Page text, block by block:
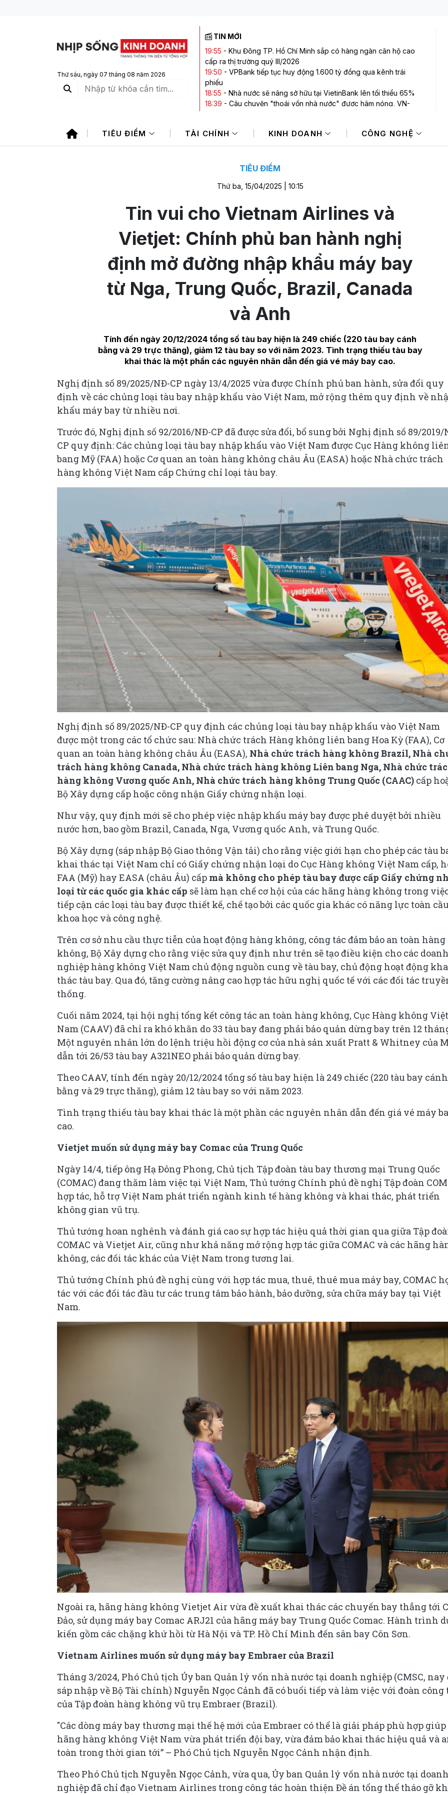
Thứ sáu, ngày 07 tháng 08 năm 2026
TIN MỚI
19:55 - Khu Đông TP. Hồ Chí Minh sắp có hàng ngàn căn hộ cao
cấp ra thị trường quý III/2026
19:50 - VPBank tiếp tục huy động 1.600 tỷ đồng qua kênh trái
phiếu
18:55 - Nhà nước sẽ nâng sở hữu tại VietinBank lên tối thiểu 65%
18:39 - Câu chuyện "thoái vốn nhà nước" được hâm nóng, VN-
17:28- Giá vàng hướng tới tuần tăng mạnh nhất kể từ tháng 1/2026
TIÊU ĐIỂM TÀI CHÍNH KINH DOANH CÔNG NGHỆ
TIÊU ĐIỂM
Thứ ba, 15/04/2025 | 10:15
Tin vui cho Vietnam Airlines và
Vietjet: Chính phủ ban hành nghị
định mở đường nhập khẩu máy bay
từ Nga, Trung Quốc, Brazil, Canada
và Anh
Tính đến ngày 20/12/2024 tổng số tàu bay hiện là 249 chiếc (220 tàu bay cánh
bằng và 29 trực thăng), giảm 12 tàu bay so với năm 2023. Tình trạng thiếu tàu bay
khai thác là một phần các nguyên nhân dẫn đến giá vé máy bay cao.
Nghị định số 89/2025/NĐ-CP ngày 13/4/2025 vừa được Chính phủ ban hành, sửa đổi quy
định về các chủng loại tàu bay nhập khẩu vào Việt Nam, mở rộng thêm quy định về
khẩu máy bay từ nhiều nơi.
Trước đó, Nghị định số 92/2016/NĐ-CP đã được sửa đổi, bổ sung bởi Nghị định số 89/2019/
CP quy định: Các chủng loại tàu bay nhập khẩu vào Việt Nam được Cục Hàng không
bang Mỹ (FAA) hoặc Cơ quan an toàn hàng không châu Âu (EASA) hoặc Nhà chức trách
hàng không Việt Nam cấp Chứng chỉ loại tàu bay.
Nghị định số 89/2025/NĐ-CP quy định các chủng loại tàu bay nhập khẩu vào Việt Nam
được một trong các tổ chức sau: Nhà chức trách Hàng không liên bang Hoa Kỳ (FAA), Cơ
quan an toàn hàng không châu Âu (EASA), Nhà chức trách hàng không Brazil, Nhà
trách hàng không Canada, Nhà chức trách hàng không Liên bang Nga, Nhà chức
hàng không Vương quốc Anh, Nhà chức trách hàng không Trung Quốc (CAAC) cấp
Bộ Xây dựng cấp hoặc công nhận Giấy chứng nhận loại.
Như vậy, quy định mới sẽ cho phép việc nhập khẩu máy bay được phê duyệt bởi nhiều
nước hơn, bao gồm Brazil, Canada, Nga, Vương quốc Anh, và Trung Quốc.
Bộ Xây dựng (sáp nhập Bộ Giao thông Vận tải) cho rằng việc giới hạn cho phép các tàu
khai thác tại Việt Nam chỉ có Giấy chứng nhận loại do Cục Hàng không Việt Nam cấp,
FAA (Mỹ) hay EASA (châu Âu) cấp mà không cho phép tàu bay được cấp Giấy chứng
loại từ các quốc gia khác cấp sẽ làm hạn chế cơ hội của các hãng hàng không trong
tiếp cận các loại tàu bay được thiết kế, chế tạo bởi các quốc gia khác có năng lực toàn
khoa học và công nghệ.
Trên cơ sở nhu cầu thực tiễn của hoạt động hàng không, công tác đảm bảo an toàn hàng
không, Bộ Xây dựng cho rằng việc sửa quy định như trên sẽ tạo điều kiện cho các doanh
nghiệp hàng không Việt Nam chủ động nguồn cung về tàu bay, chủ động hoạt động
thác tàu bay. Qua đó, tăng cường nâng cao hợp tác hữu nghị quốc tế với các đối tác
thống.
Cuối năm 2024, tại hội nghị tổng kết công tác an toàn hàng không, Cục Hàng không Việt
Nam (CAAV) đã chỉ ra khó khăn do 33 tàu bay đang phải bảo quản dừng bay trên 12
Một nguyên nhân lớn do lệnh triệu hồi động cơ của nhà sản xuất Pratt & Whitney của
dẫn tới 26/53 tàu bay A321NEO phải bảo quản dừng bay.
Theo CAAV, tính đến ngày 20/12/2024 tổng số tàu bay hiện là 249 chiếc (220 tàu bay cánh
bằng và 29 trực thăng), giảm 12 tàu bay so với năm 2023.
Tình trạng thiếu tàu bay khai thác là một phần các nguyên nhân dẫn đến giá vé máy
cao.
Vietjet muốn sử dụng máy bay Comac của Trung Quốc
Ngày 14/4, tiếp ông Hạ Đông Phong, Chủ tịch Tập đoàn tàu bay thương mại Trung Quốc
(COMAC) đang thăm làm việc tại Việt Nam, Thủ tướng Chính phủ đề nghị Tập đoàn
hợp tác, hỗ trợ Việt Nam phát triển ngành kinh tế hàng không và khai thác, phát triển
không gian vũ trụ.
Thủ tướng hoan nghênh và đánh giá cao sự hợp tác hiệu quả thời gian qua giữa Tập
COMAC và Vietjet Air, cũng như khả năng mở rộng hợp tác giữa COMAC và các hãng
không, các đối tác khác của Việt Nam trong tương lai.
Thủ tướng Chính phủ đề nghị cùng với hợp tác mua, thuê, thuê mua máy bay, COMAC
tác với các đối tác đầu tư các trung tâm bảo hành, bảo dưỡng, sửa chữa máy bay tại Việt
Nam.
Ngoài ra, hãng hàng không Vietjet Air vừa đề xuất khai thác các chuyến bay thẳng tới
Đảo, sử dụng máy bay Comac ARJ21 của hãng máy bay Trung Quốc Comac. Hành trình
kiến gồm các chặng khứ hồi từ Hà Nội và TP. Hồ Chí Minh đến sân bay Côn Sơn.
Vietnam Airlines muốn sử dụng máy bay Embraer của Brazil
Tháng 3/2024, Phó Chủ tịch Ủy ban Quản lý vốn nhà nước tại doanh nghiệp (CMSC, nay
sáp nhập về Bộ Tài chính) Nguyễn Ngọc Cảnh đã có buổi tiếp và làm việc với đoàn công
của Tập đoàn hàng không vũ trụ Embraer (Brazil).
"Các dòng máy bay thương mại thế hệ mới của Embraer có thể là giải pháp phù hợp giúp
hãng hàng không Việt Nam vừa phát triển đội bay, vừa đảm bảo khai thác hiệu quả và
toàn trong thời gian tới” – Phó Chủ tịch Nguyễn Ngọc Cảnh nhận định.
Theo Phó Chủ tịch Nguyễn Ngọc Cảnh, vừa qua, Ủy ban Quản lý vốn nhà nước tại doanh
nghiệp đã chỉ đạo Vietnam Airlines trong công tác hoàn thiện Đề án tổng thể tháo gỡ